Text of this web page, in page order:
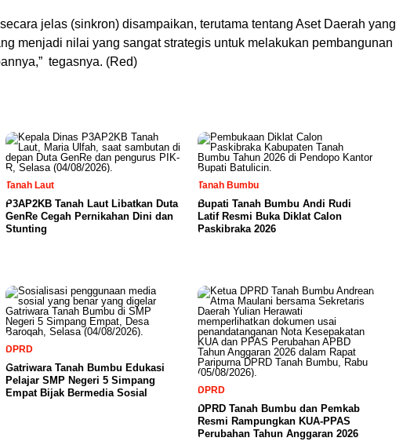
jelas (sinkron) disampaikan, terutama tentang Aset Daerah yang
menjadi nilai yang sangat strategis untuk melakukan pembangunan
tegasnya. (Red)
Tanah Laut
P3AP2KB Tanah Laut Libatkan Duta
GenRe Cegah Pernikahan Dini dan
Stunting
Tanah Bumbu
Bupati Tanah Bumbu Andi Rudi
Latif Resmi Buka Diklat Calon
Paskibraka 2026
DPRD
Gatriwara Tanah Bumbu Edukasi
Pelajar SMP Negeri 5 Simpang
Empat Bijak Bermedia Sosial
DPRD
DPRD Tanah Bumbu dan Pemkab
Resmi Rampungkan KUA-PPAS
Perubahan Tahun Anggaran 2026